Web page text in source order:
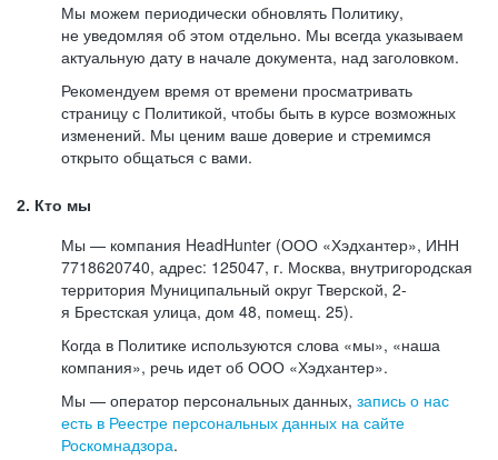
Мы можем периодически обновлять Политику,
не уведомляя об этом отдельно. Мы всегда указываем
актуальную дату в начале документа, над заголовком.
Рекомендуем время от времени просматривать
страницу с Политикой, чтобы быть в курсе возможных
изменений. Мы ценим ваше доверие и стремимся
открыто общаться с вами.
2. Кто мы
Мы — компания HeadHunter (ООО «Хэдхантер», ИНН
7718620740, адрес: 125047, г. Москва, внутригородская
территория Муниципальный округ Тверской, 2-
я Брестская улица, дом 48, помещ. 25).
Когда в Политике используются слова «мы», «наша
компания», речь идет об ООО «Хэдхантер».
Мы — оператор персональных данных, запись о нас
есть в Реестре персональных данных на сайте
Роскомнадзора.